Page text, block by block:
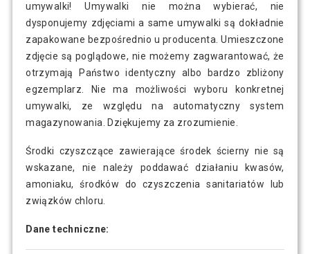
umywalki! Umywalki nie można wybierać, nie
dysponujemy zdjęciami a same umywalki są dokładnie
zapakowane bezpośrednio u producenta. Umieszczone
zdjęcie są poglądowe, nie możemy zagwarantować, że
otrzymają Państwo identyczny albo bardzo zbliżony
egzemplarz. Nie ma możliwości wyboru konkretnej
umywalki, ze względu na automatyczny system
magazynowania. Dziękujemy za zrozumienie.
Środki czyszczące zawierające środek ścierny nie są
wskazane, nie należy poddawać działaniu kwasów,
amoniaku, środków do czyszczenia sanitariatów lub
związków chloru.
Dane techniczne: